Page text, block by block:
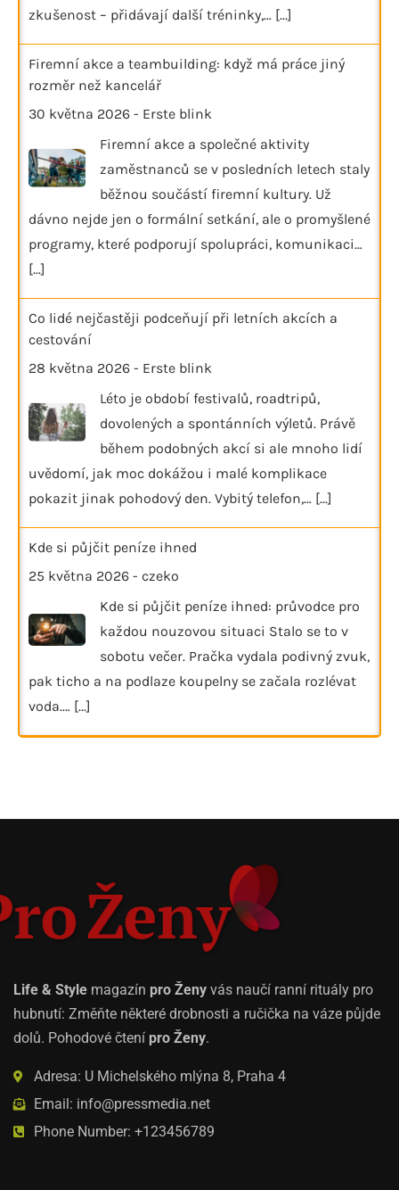
zkušenost – přidávají další tréninky,… [...]
Firemní akce a teambuilding: když má práce jiný
rozměr než kancelář
30 května 2026 - Erste blink
Firemní akce a společné aktivity
zaměstnanců se v posledních letech staly
běžnou součástí firemní kultury. Už
dávno nejde jen o formální setkání, ale o promyšlené
programy, které podporují spolupráci, komunikaci…
[...]
Co lidé nejčastěji podceňují při letních akcích a
cestování
28 května 2026 - Erste blink
Léto je období festivalů, roadtripů,
dovolených a spontánních výletů. Právě
během podobných akcí si ale mnoho lidí
uvědomí, jak moc dokážou i malé komplikace
pokazit jinak pohodový den. Vybitý telefon,… [...]
Kde si půjčit peníze ihned
25 května 2026 - czeko
Kde si půjčit peníze ihned: průvodce pro
každou nouzovou situaci Stalo se to v
sobotu večer. Pračka vydala podivný zvuk,
pak ticho a na podlaze koupelny se začala rozlévat
voda.… [...]
Life & Style magazín pro Ženy vás naučí ranní rituály pro
hubnutí: Změňte některé drobnosti a ručička na váze půjde
dolů. Pohodové čtení pro Ženy.
Adresa: U Michelského mlýna 8, Praha 4
Email: info@pressmedia.net
Phone Number: +123456789